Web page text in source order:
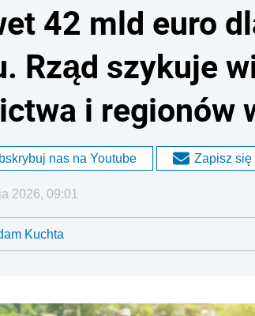
42 mld euro
Rząd szykuje
i regionów
nas na Youtube Zapisz się
2026, 09:01
Kuchta